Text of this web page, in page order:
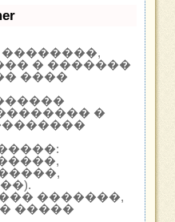
� �������
����
�
��� �������,
�����